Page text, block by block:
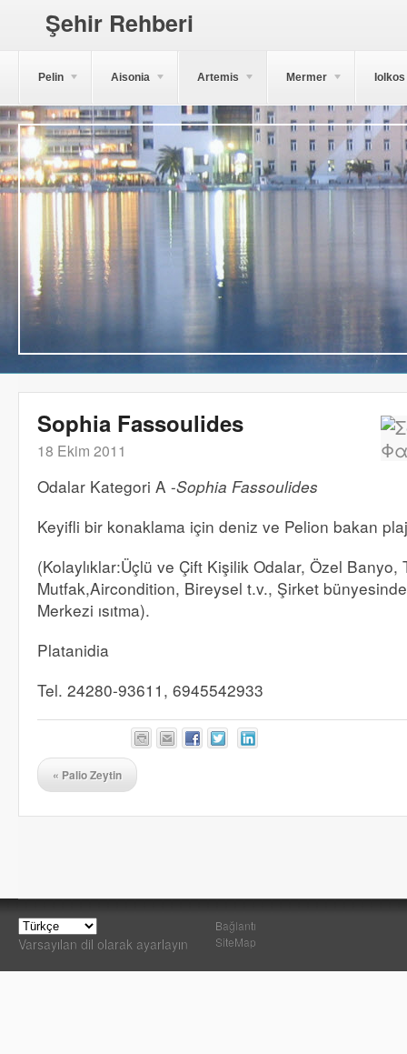
Şehir Rehberi
Pelin Aisonia Artemis Mermer Iolkos
Sophia Fassoulides
18 Ekim 2011
Odalar Kategori A -Sophia Fassoulides
Keyifli bir konaklama için deniz ve Pelion bakan
(Kolaylıklar:Üçlü ve Çift Kişilik Odalar, Özel Banyo,
Mutfak,Aircondition, Bireysel t.v., Şirket
Merkezi ısıtma).
Platanidia
Tel. 24280-93611, 6945542933
« Palio Zeytin
Varsayılan dil olarak ayarlayın
Bağlantı
SiteMap